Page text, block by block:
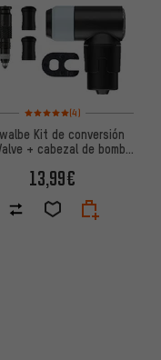
Valoración media: 5 de 5
(4)
Kit de conversión
+ cabezal de bomba
13,99€